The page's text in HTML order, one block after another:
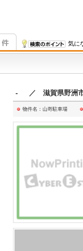
気に
- ／ 滋賀県野洲市
物件名：山嵜駐車場